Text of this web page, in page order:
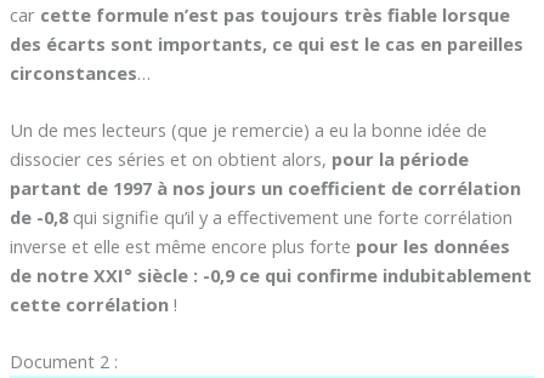
car cette formule n’est pas toujours très fiable lorsque
des écarts sont importants, ce qui est le cas en pareilles
circonstances…
Un de mes lecteurs (que je remercie) a eu la bonne idée de
dissocier ces séries et on obtient alors, pour la période
partant de 1997 à nos jours un coefficient de corrélation
de -0,8 qui signifie qu’il y a effectivement une forte corrélation
inverse et elle est même encore plus forte pour les données
de notre XXI° siècle : -0,9 ce qui confirme indubitablement
cette corrélation !
Document 2 :